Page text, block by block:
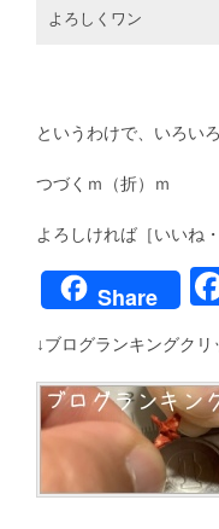
よろしくワン
というわけで、いろい
つづくｍ（折）ｍ
よろしければ［いいね
Share
↓ブログランキングクリ